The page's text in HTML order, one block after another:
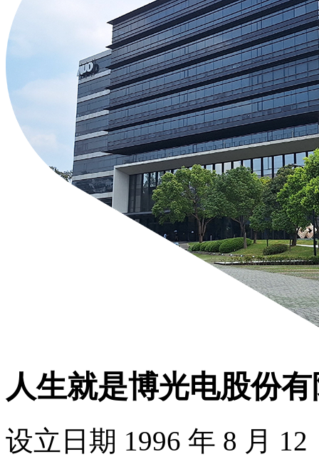
人生就是博光电股份
设立日期 1996 年 8 月